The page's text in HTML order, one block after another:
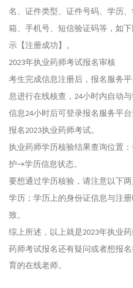
名、证件类型、证件号码、学历
箱、手机号、短信验证码等，如
示【注册成功】。
2023年执业药师考试报名审核
考生完成信息注册后，报名服务
息进行在线核查， 24小时内自动
信息24小时后可登录报名服务平
报名2023执业药师考试。
执业药师学历核验结果查询位置
护→学历信息状态。
要想通过学历核验，请注意以下
学历；学历上的身份证信息与注
致。
综上所述，以上就是2023年执业
药师考试报名还有疑问或者想报
育的在线老师。